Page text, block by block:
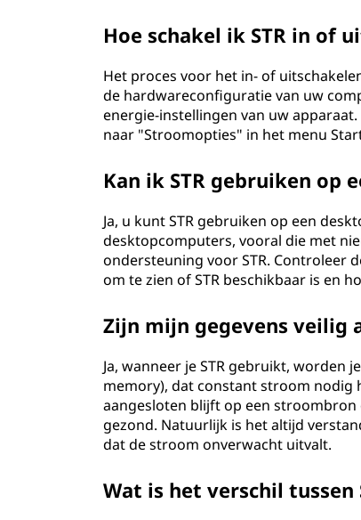
Hoe schakel ik STR in of
Het proces voor het in- of
de hardwareconfiguratie van uw
energie-instellingen van uw
naar "Stroomopties" in het menu
Kan ik STR gebruiken op
Ja, u kunt STR gebruiken op een
desktopcomputers, vooral die met
ondersteuning voor STR. Controleer
om te zien of STR beschikbaar is en
Zijn mijn gegevens veilig
Ja, wanneer je STR gebruikt, worden
memory), dat constant stroom
aangesloten blijft op een
gezond. Natuurlijk is het altijd
dat de stroom onverwacht uitvalt.
Wat is het verschil tussen